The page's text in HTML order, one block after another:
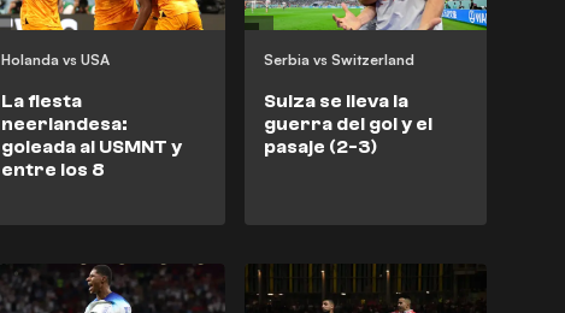
Holanda vs USA
La fiesta
neerlandesa:
goleada al USMNT y
entre los 8
Serbia vs Switzerland
Suiza se lleva la
guerra del gol y el
pasaje (2-3)